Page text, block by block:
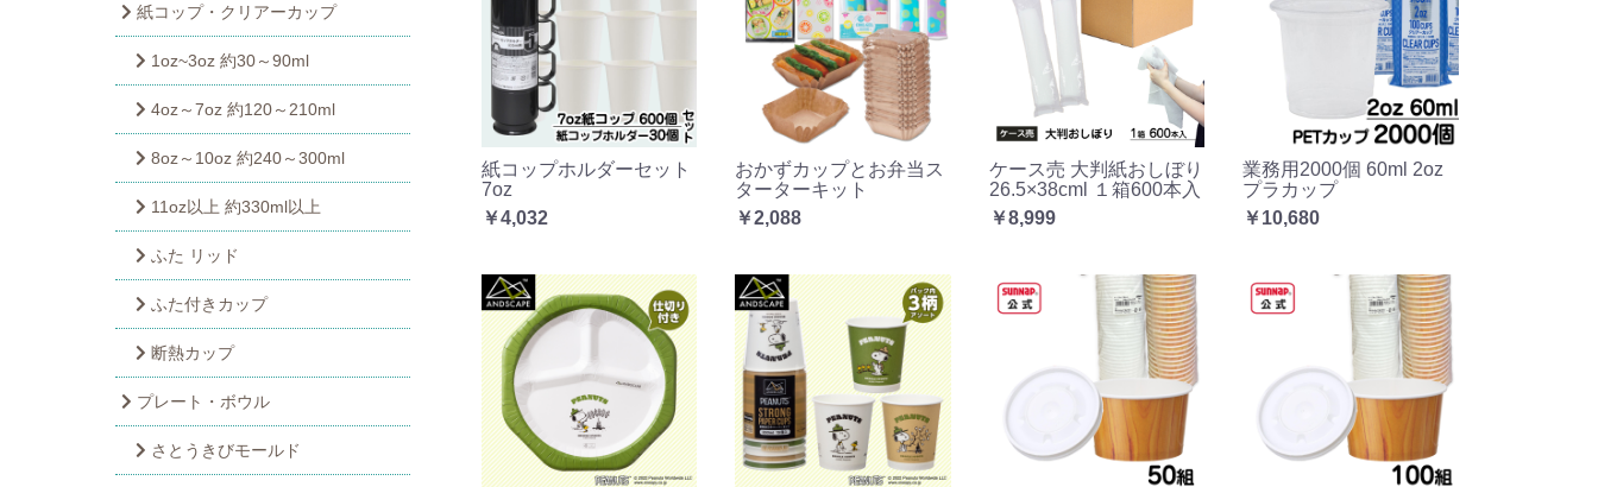
紙コップ・クリアーカップ
1oz~3oz 約30～90ml
4oz～7oz 約120～210ml
8oz～10oz 約240～300ml
11oz以上 約330ml以上
ふた リッド
ふた付きカップ
断熱カップ
プレート・ボウル
さとうきびモールド
紙コップホルダーセット
7oz
￥4,032
おかずカップとお弁当ス
ターターキット
￥2,088
ケース売 大判紙おしぼり
26.5×38cml １箱600本入
￥8,999
業務用2000個 60ml 2oz
プラカップ
￥10,680